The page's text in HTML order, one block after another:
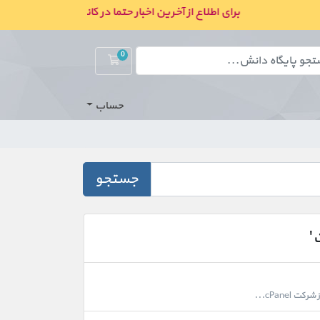
برای اطلاع از آخرین اخبار حتما در کانال ما در بله عضو
0
حساب
جستجو